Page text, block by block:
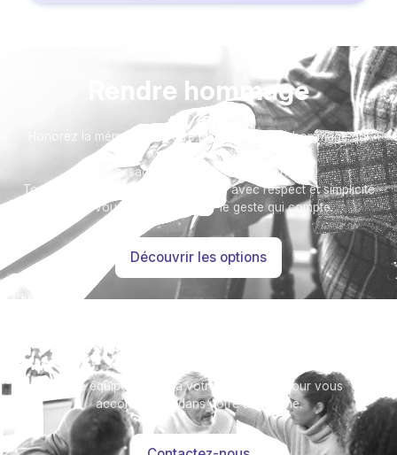
Rendre hommage
Honorez la mémoire de votre proche avec un hommage qui
vous ressemble :
un message accompagné d'une photo.
Toutes nos options sont présentées avec respect et simplicité
pour vous aider à marquer le geste qui compte.
Découvrir les options
Notre équipe se tient à votre disposition pour vous
accompagner dans votre démarche.